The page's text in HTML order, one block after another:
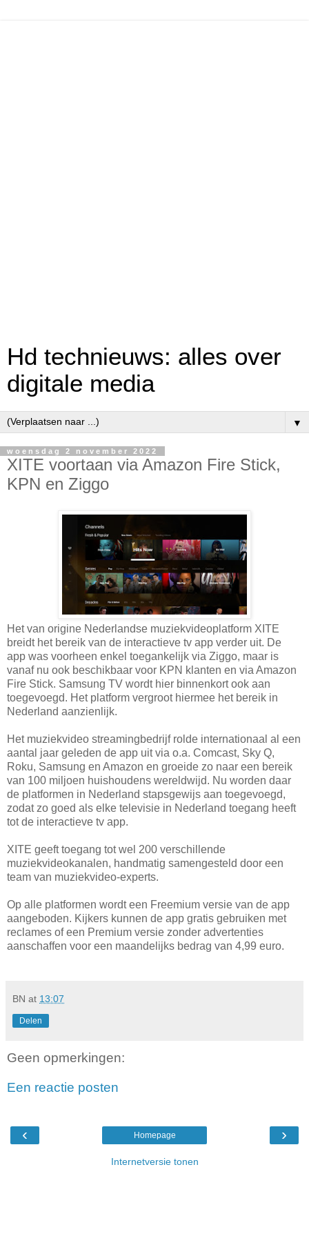
Hd technieuws: alles over
digitale media
▼
woensdag 2 november 2022
XITE voortaan via Amazon Fire Stick,
KPN en Ziggo
Het van origine Nederlandse muziekvideoplatform XITE
breidt het bereik van de interactieve tv app verder uit. De
app was voorheen enkel toegankelijk via Ziggo, maar is
vanaf nu ook beschikbaar voor KPN klanten en via Amazon
Fire Stick. Samsung TV wordt hier binnenkort ook aan
toegevoegd. Het platform vergroot hiermee het bereik in
Nederland aanzienlijk.
Het muziekvideo streamingbedrijf rolde internationaal al een
aantal jaar geleden de app uit via o.a. Comcast, Sky Q,
Roku, Samsung en Amazon en groeide zo naar een bereik
van 100 miljoen huishoudens wereldwijd. Nu worden daar
de platformen in Nederland stapsgewijs aan toegevoegd,
zodat zo goed als elke televisie in Nederland toegang heeft
tot de interactieve tv app.
XITE geeft toegang tot wel 200 verschillende
muziekvideokanalen, handmatig samengesteld door een
team van muziekvideo-experts.
Op alle platformen wordt een Freemium versie van de app
aangeboden. Kijkers kunnen de app gratis gebruiken met
reclames of een Premium versie zonder advertenties
aanschaffen voor een maandelijks bedrag van 4,99 euro.
BN at 13:07
Delen
Geen opmerkingen:
Een reactie posten
‹ ›
Homepage
Internetversie tonen